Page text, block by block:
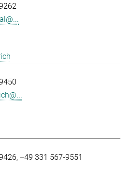
+49 331 567-9551